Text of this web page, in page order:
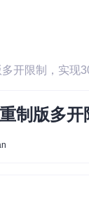
开限制，实现
制版多